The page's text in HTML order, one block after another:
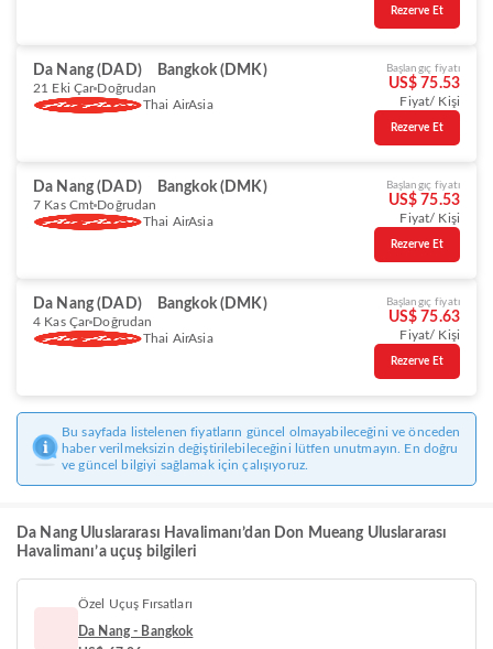
Rezerve Et
Da Nang (DAD) Bangkok (DMK)
21 Eki Çar Doğrudan
Thai AirAsia
Başlangıç fiyatı
US$ 75.53
Fiyat/ Kişi
Rezerve Et
Da Nang (DAD) Bangkok (DMK)
7 Kas Cmt Doğrudan
Thai AirAsia
Başlangıç fiyatı
US$ 75.53
Fiyat/ Kişi
Rezerve Et
Da Nang (DAD) Bangkok (DMK)
4 Kas Çar Doğrudan
Thai AirAsia
Başlangıç fiyatı
US$ 75.63
Fiyat/ Kişi
Rezerve Et
Bu sayfada listelenen fiyatların güncel olmayabileceğini ve önceden
haber verilmeksizin değiştirilebileceğini lütfen unutmayın. En doğru
ve güncel bilgiyi sağlamak için çalışıyoruz.
Da Nang Uluslararası Havalimanı’dan Don Mueang Uluslararası
Havalimanı’a uçuş bilgileri
Özel Uçuş Fırsatları
Da Nang - Bangkok